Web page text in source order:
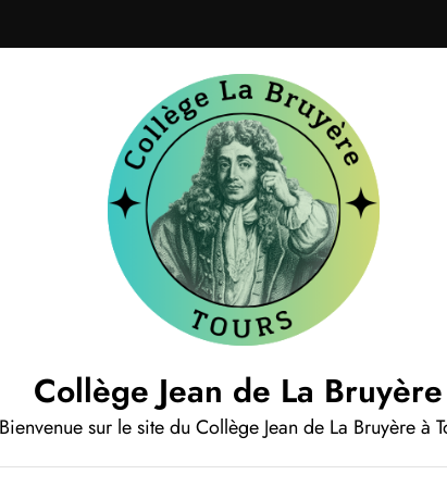
Collège Jean de La Bruyère
Bienvenue sur le site du Collège Jean de La Bruyère à